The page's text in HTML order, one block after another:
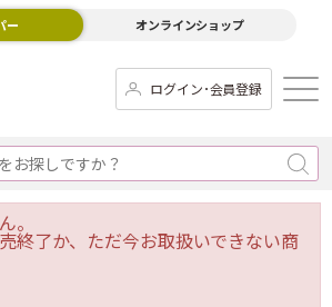
ー オンラインショップ
ログイン･会員登録
。
終了か、ただ今お取扱いできない商